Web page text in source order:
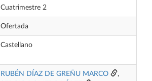
Cuatrimestre 2
Ofertada
Castellano
RUBÉN DÍAZ DE GREÑU MARCO
,